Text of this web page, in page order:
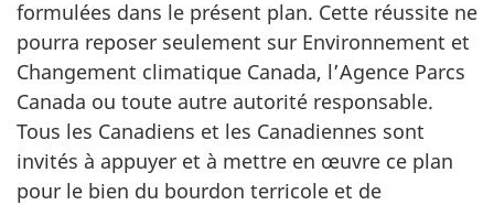
formulées dans le présent plan. Cette réussite ne
pourra reposer seulement sur Environnement et
Changement climatique Canada, l’Agence Parcs
Canada ou toute autre autorité responsable.
Tous les Canadiens et les Canadiennes sont
invités à appuyer et à mettre en œuvre ce plan
pour le bien du bourdon terricole et de